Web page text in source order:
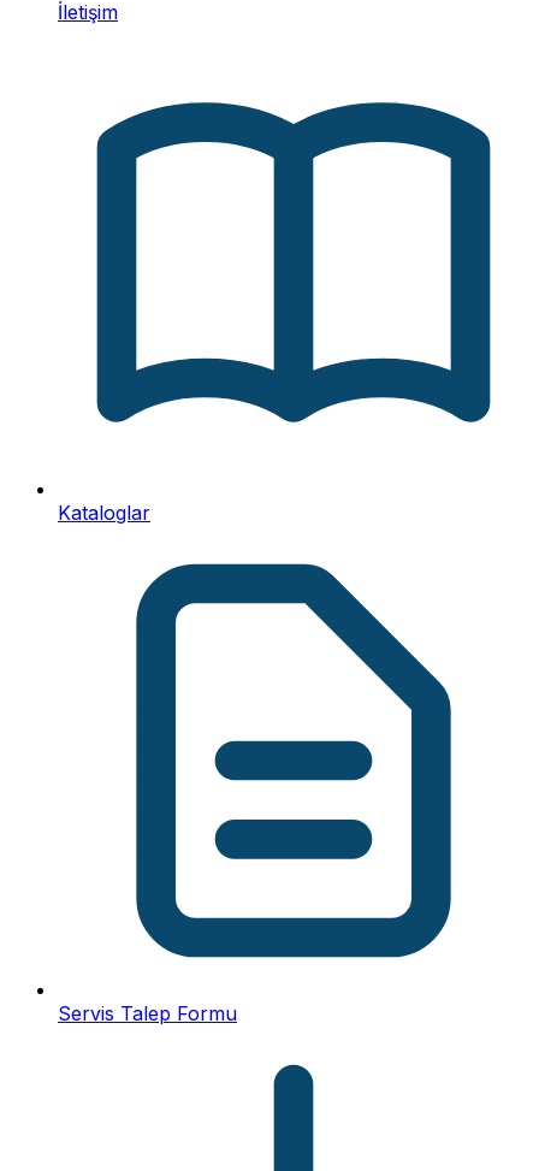
İletişim
Kataloglar
Servis Talep Formu